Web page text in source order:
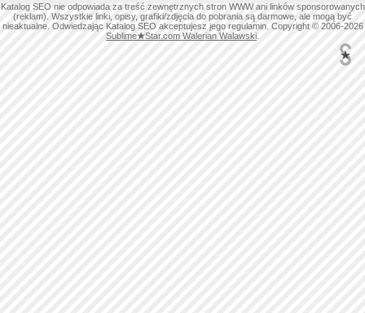
Katalog SEO nie odpowiada za treść zewnętrznych stron WWW ani linków sponsorowanych
(reklam). Wszystkie linki, opisy, grafiki/zdjęcia do pobrania są darmowe, ale mogą być
nieaktualne. Odwiedzając Katalog SEO akceptujesz jego regulamin. Copyright © 2006-2026
Sublime★Star.com Walerian Walawski